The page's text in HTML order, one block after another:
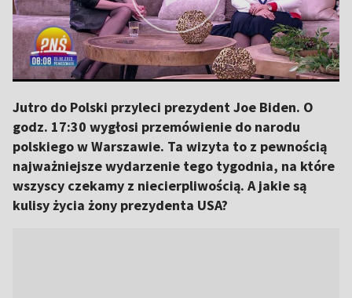
Jutro do Polski przyleci prezydent Joe Biden. O
godz. 17:30 wygłosi przemówienie do narodu
polskiego w Warszawie. Ta wizyta to z pewnością
najważniejsze wydarzenie tego tygodnia, na które
wszyscy czekamy z niecierpliwością. A jakie są
kulisy życia żony prezydenta USA?